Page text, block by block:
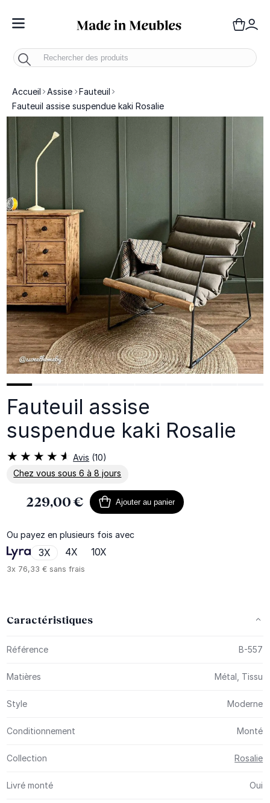
Toggle Nav
Accueil Assise
Fauteuil
Fauteuil assise suspendue kaki Rosalie
Fauteuil assise
suspendue kaki Rosalie
Avis (10)
Chez vous sous 6 à 8 jours
En savoir plus sur la livraison
229,00 € Ajouter au panier
Ou payez en plusieurs fois avec
3X 4X 10X
3x 76,33 € sans frais
Caractéristiques
Référence B-557
Matières Métal, Tissu
Style Moderne
Conditionnement Monté
Collection Rosalie
Livré monté Oui